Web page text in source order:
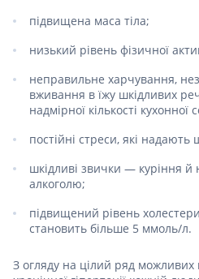
підвищена маса тіла;
низький рівень фізичної
неправильне харчування,
вживання в їжу шкідливих
надмірної кількості кухонної
постійні стреси, які надають
шкідливі звички — куріння
алкоголю;
підвищений рівень
становить більше 5 ммоль/л.
З огляду на цілий ряд